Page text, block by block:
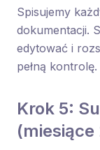
Spisujemy
dokumentacji.
edytować i
pełną kontrolę.
Krok 5:
(miesiące